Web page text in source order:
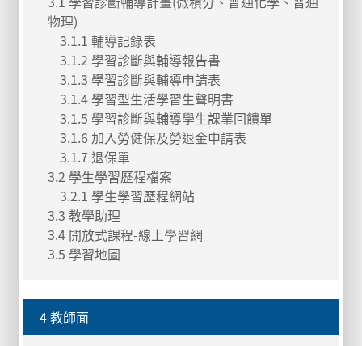
物理)
3.1.1 輔導記錄表
3.1.2 學習診斷與輔導報告書
3.1.3 學習診斷與輔導申請表
3.1.4 學習型生活學習生聲明書
3.1.5 學習診斷與輔導學生課業回饋單
3.1.6 加入勞健保及勞退金申請表
3.1.7 退保單
3.2 學生學習歷程檔案
3.2.1 學生學習歷程網站
3.3 教學助理
3.4 開放式課程-線上學習網
3.5 學習地圖
4 教師面